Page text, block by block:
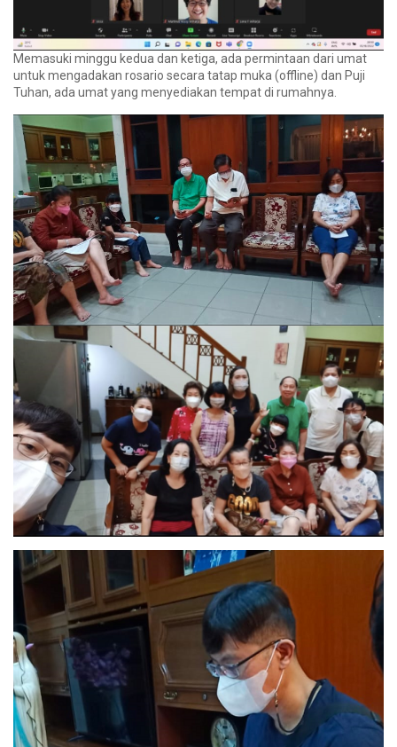
Memasuki minggu kedua dan ketiga, ada permintaan dari umat
untuk mengadakan rosario secara tatap muka (offline) dan Puji
Tuhan, ada umat yang menyediakan tempat di rumahnya.